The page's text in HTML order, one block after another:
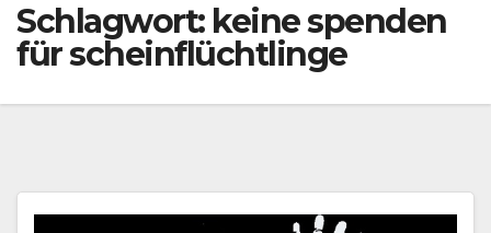
Schlagwort: keine spenden
für scheinflüchtlinge